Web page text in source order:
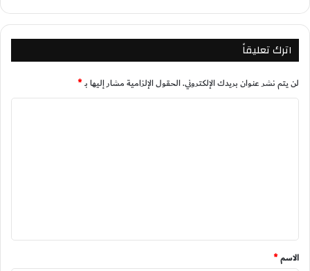
اترك تعليقاً
لن يتم نشر عنوان بريدك الإلكتروني.الحقول الإلزامية مشار إليها بـ*
*
الاسم*